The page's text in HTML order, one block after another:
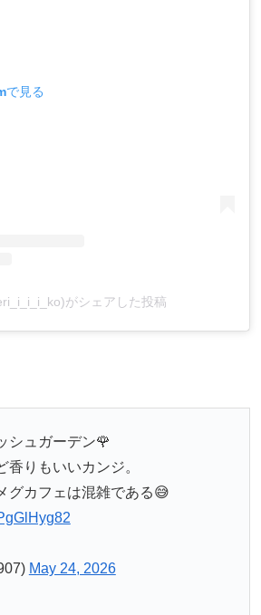
で見る
がシェアした投稿
シュガーデン🌹
香りもいいカンジ。
グカフェは混雑である😅
May 24, 2026